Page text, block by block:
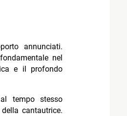
annunciati.
nel
e il profondo
tempo stesso
cantautrice.